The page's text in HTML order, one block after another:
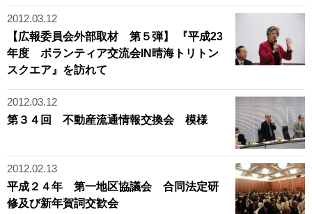
2012.03.12
【広報委員会外部取材 第５弾】 『平成23
年度 ボランティア交流会IN晴海トリトン
スクエア』を訪れて
2012.03.12
第３４回 不動産流通情報交換会 模様
2012.02.13
平成２４年 第一地区協議会 合同法定研
修及び新年賀詞交歓会